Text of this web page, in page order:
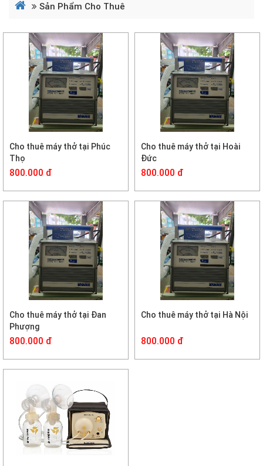
Sản Phẩm Cho Thuê
Cho thuê máy thở tại Phúc
Thọ
800.000 đ
Cho thuê máy thở tại Hoài
Đức
800.000 đ
Cho thuê máy thở tại Đan
Phượng
800.000 đ
Cho thuê máy thở tại Hà Nội
800.000 đ